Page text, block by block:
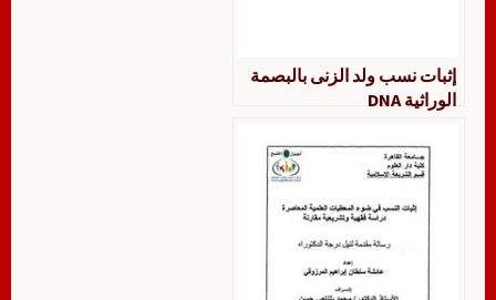
إثبات نسب ولد الزنى بالبصمة
الوراثية DNA